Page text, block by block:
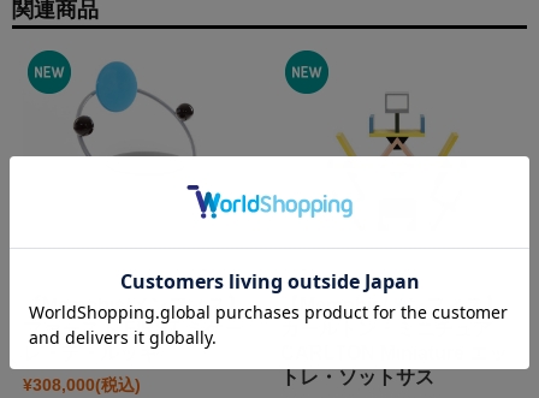
関連商品
【Memphis/メンフィス】
ファースト FIRST ミケー
レ・デ・ルッキ
¥308,000(税込)
【Memphis/メンフィス】
カールトン・ミニチュア
トレ・ソットサス